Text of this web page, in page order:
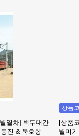
열차] 백두대간
진 & 묵호항
상품
[상품
별미